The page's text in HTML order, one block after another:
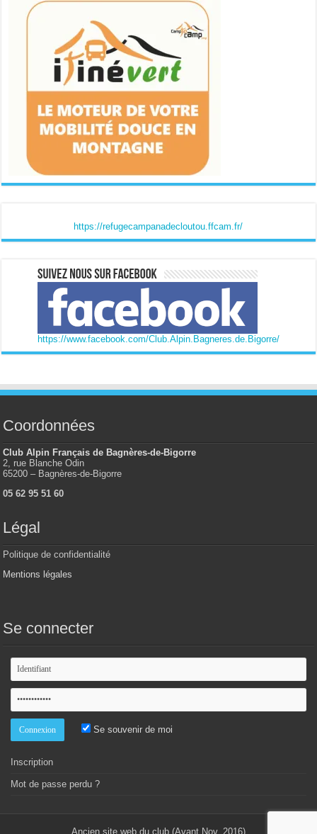
https://refugecampanadecloutou.ffcam.fr/
https://www.facebook.com/Club.Alpin.Bagneres.de.Bigorre/
Coordonnées
Club Alpin Français de Bagnères-de-Bigorre
2, rue Blanche Odin
65200 – Bagnères-de-Bigorre
05 62 95 51 60
Légal
Politique de confidentialité
Mentions légales
Se connecter
Se souvenir de moi
Inscription
Mot de passe perdu ?
Ancien site web du club (Avant Nov. 2016)